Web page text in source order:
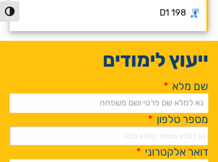
D1 198
ייעוץ לימודים
שם מלא *
מספר טלפון *
דואר אלקטרוני *